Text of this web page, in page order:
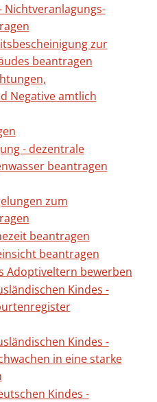
Nichtveranlagungs-
zur
beantragen
Negative amtlich
- dezentrale
beantragen
zum
beantragen
beantragen
Adoptiveltern bewerben
Kindes -
Kindes -
in eine starke
Kindes -